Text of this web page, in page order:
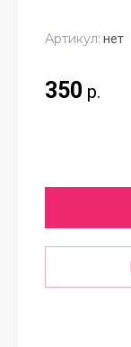
Артикул: нет
350 р.